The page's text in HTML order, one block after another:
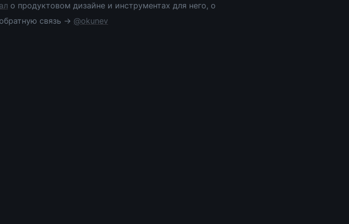
о продуктовом дизайне и инструментах для него, о
связь → @okunev